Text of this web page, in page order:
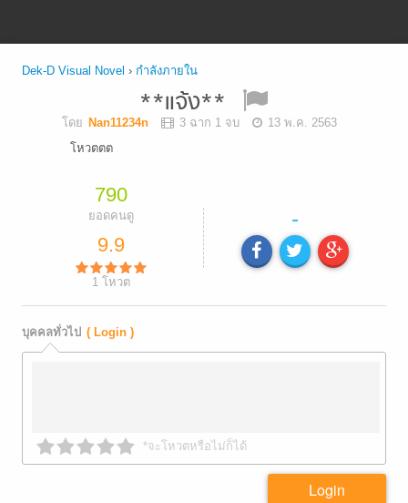
Dek-D Visual Novel › กำลังภายใน
**แจ้ง**
โดย Nan11234n 3 ฉาก 1 จบ
13 พ.ค. 2563
โหวตตต
790
ยอดคนดู
9.9
1โหวต
-
บุคคลทั่วไป ( Login )
*จะโหวตหรือไม่ก็ได้
Login